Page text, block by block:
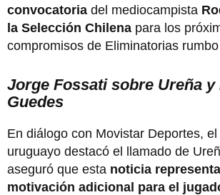
convocatoria del mediocampista
la Selección Chilena para los
compromisos de Eliminatorias
Jorge Fossati sobre Ureña y
Guedes
En diálogo con Movistar Deportes,
uruguayo destacó el llamado de
aseguró que esta noticia
motivación adicional para el